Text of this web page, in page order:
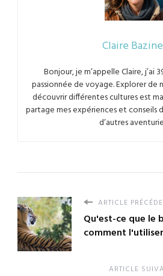
Claire
Bonjour, je m’appelle Claire, j’ai
passionnée de voyage. Explorer de
découvrir différentes cultures est
partage mes expériences et conseils
d’autres
ARTICLE
Qu'est-ce que le
comment
ARTICLE